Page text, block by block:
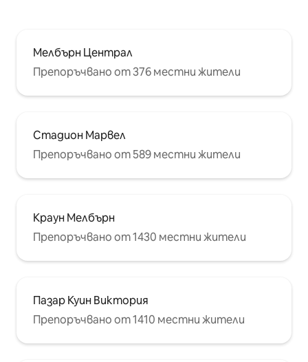
Мелбърн Централ
Препоръчвано от 376 местни жители
Стадион Марвел
Препоръчвано от 589 местни жители
Краун Мелбърн
Препоръчвано от 1430 местни жители
Пазар Куин Виктория
Препоръчвано от 1410 местни жители